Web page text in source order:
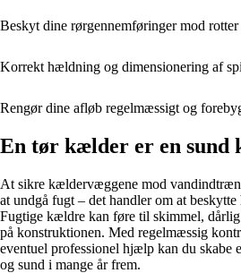
Beskyt dine rørgennemføringer mod rotter
Korrekt hældning og dimensionering af
Rengør dine afløb regelmæssigt og
En tør kælder er en sund
At sikre kældervæggene mod
at undgå fugt – det handler om at beskytte
Fugtige kældre kan føre til skimmel,
på konstruktionen. Med regelmæssig
eventuel professionel hjælp kan du skabe
og sund i mange år frem.